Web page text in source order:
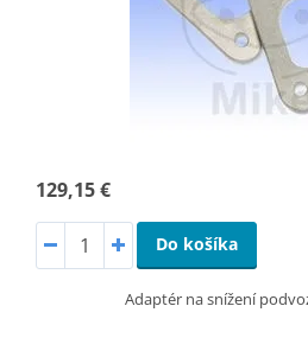
129,15 €
Do košíka
Adaptér na snížení